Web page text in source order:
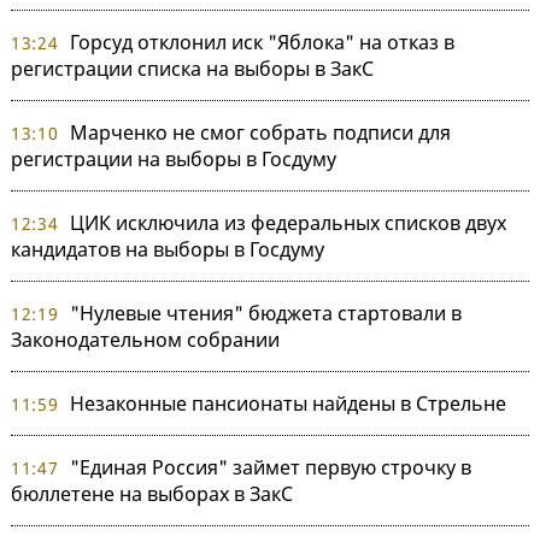
13:24 Горсуд отклонил иск "Яблока" на отказ в
регистрации списка на выборы в ЗакС
13:10
Марченко не смог собрать подписи для
регистрации на выборы в Госдуму
12:34 ЦИК исключила из федеральных списков двух
кандидатов на выборы в Госдуму
12:19
"Нулевые чтения" бюджета стартовали в
Законодательном собрании
11:59 Незаконные пансионаты найдены в Стрельне
11:47
"Единая Россия" займет первую строчку в
бюллетене на выборах в ЗакС